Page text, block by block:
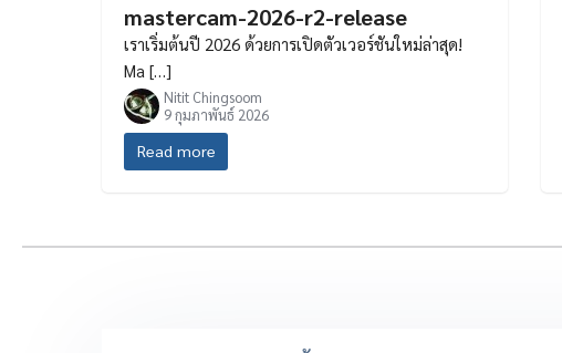
mastercam-2026-r2-release
เราเริ่มต้นปี 2026 ด้วยการเปิดตัวเวอร์ชันใหม่ล่าสุด!
Ma […]
Nitit Chingsoom
9 กุมภาพันธ์ 2026
Read more